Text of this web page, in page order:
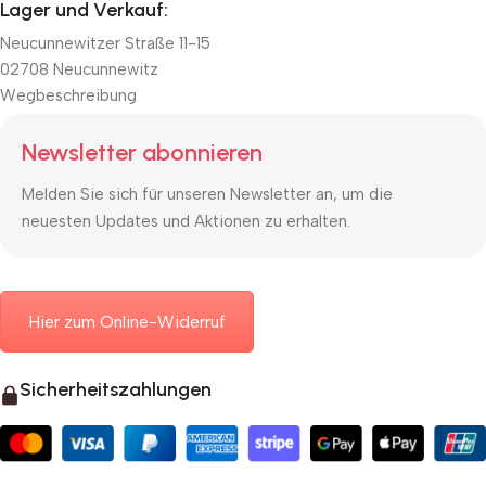
Lager und Verkauf:
Neucunnewitzer Straße 11-15
02708 Neucunnewitz
Wegbeschreibung
Newsletter abonnieren
Melden Sie sich für unseren Newsletter an, um die
neuesten Updates und Aktionen zu erhalten.
Hier zum Online-Widerruf
Sicherheitszahlungen